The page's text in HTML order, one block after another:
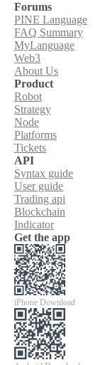
Forums
PINE Language
FAQ Summary
MyLanguage
Web3
About Us
Product
Robot
Strategy
Node
Platforms
Tickets
API
Syntax guide
User guide
Trading api
Blockchain
Indicator
Get the app
iPhone Download